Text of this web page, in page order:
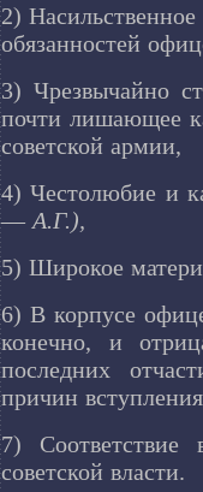
2)
обязанностей
3) Чрезвычайно
почти лишающее
советской армии,
4) Честолюбие и
— А.Г.),
5) Широкое
6) В корпусе
конечно, и
последних
причин
7) Соответствие
советской власти.